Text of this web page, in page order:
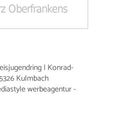
| Konrad-
Kulmbach
werbeagentur -